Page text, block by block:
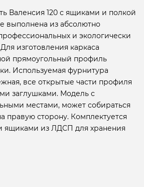
Валенсия 120 с ящиками и полкой
выполнена из абсолютно
и экологически
изготовления каркаса
прямоугольный профиль
Используемая фурнитура
все открытые части профиля
заглушками. Модель с
местами, может собираться
правую сторону. Комплектуется
ящиками из ЛДСП для хранения